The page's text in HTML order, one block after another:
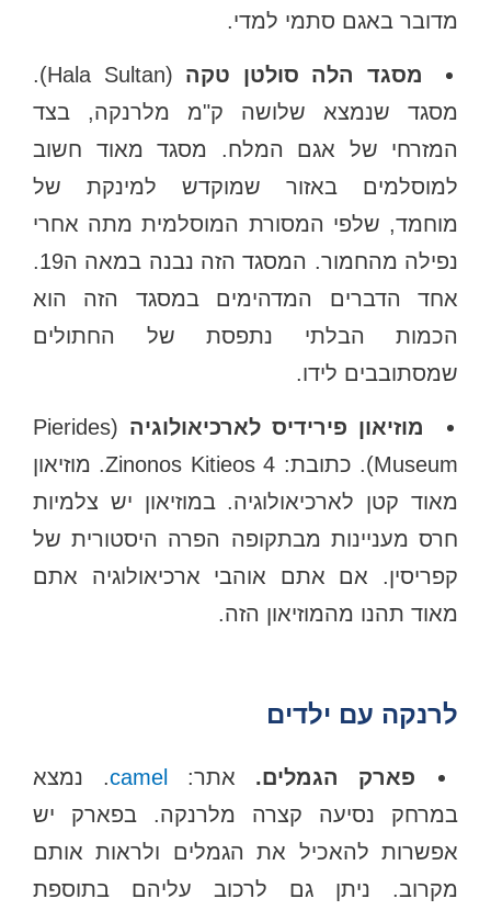
מדובר באגם סתמי למדי.
מסגד הלה סולטן טקה
(Hala Sultan).
מסגד שנמצא שלושה ק"מ מלרנקה, בצד
המזרחי של אגם המלח. מסגד מאוד חשוב
למוסלמים באזור שמוקדש למינקת של
מוחמד, שלפי המסורת המוסלמית מתה אחרי
נפילה מהחמור. המסגד הזה נבנה במאה ה19.
אחד הדברים המדהימים במסגד הזה הוא
הכמות הבלתי נתפסת של החתולים
שמסתובבים לידו.
מוזיאון פירידיס לארכיאולוגיה
(Pierides
Museum). כתובת: Zinonos Kitieos 4. מוזיאון
מאוד קטן לארכיאולוגיה. במוזיאון יש צלמיות
חרס מעניינות מבתקופה הפרה היסטורית של
קפריסין. אם אתם אוהבי ארכיאולוגיה אתם
מאוד תהנו מהמוזיאון הזה.
לרנקה עם ילדים
פארק הגמלים.אתר: camel. נמצא
במרחק נסיעה קצרה מלרנקה. בפארק יש
אפשרות להאכיל את הגמלים ולראות אותם
מקרוב. ניתן גם לרכוב עליהם בתוספת